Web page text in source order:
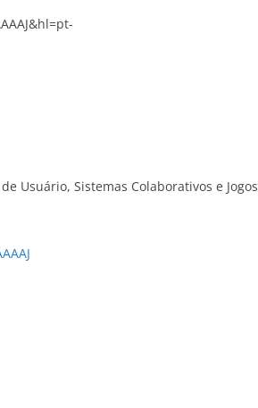
Usuário, Sistemas Colaborativos e Jogos